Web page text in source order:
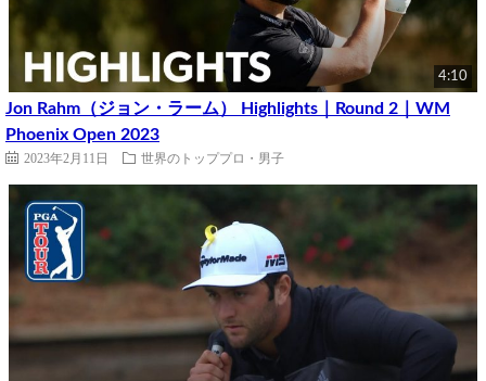
4:10
Jon Rahm（ジョン・ラーム） Highlights｜Round 2｜WM
Phoenix Open 2023
2023年2月11日 世界のトッププロ・男子